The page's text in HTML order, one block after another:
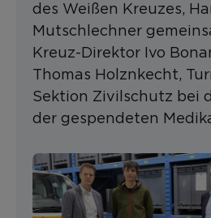
des Weißen Kreuzes,
Mutschlechner
Kreuz-Direktor Ivo
Thomas Holznkecht,
Sektion Zivilschutz bei
der gespendeten